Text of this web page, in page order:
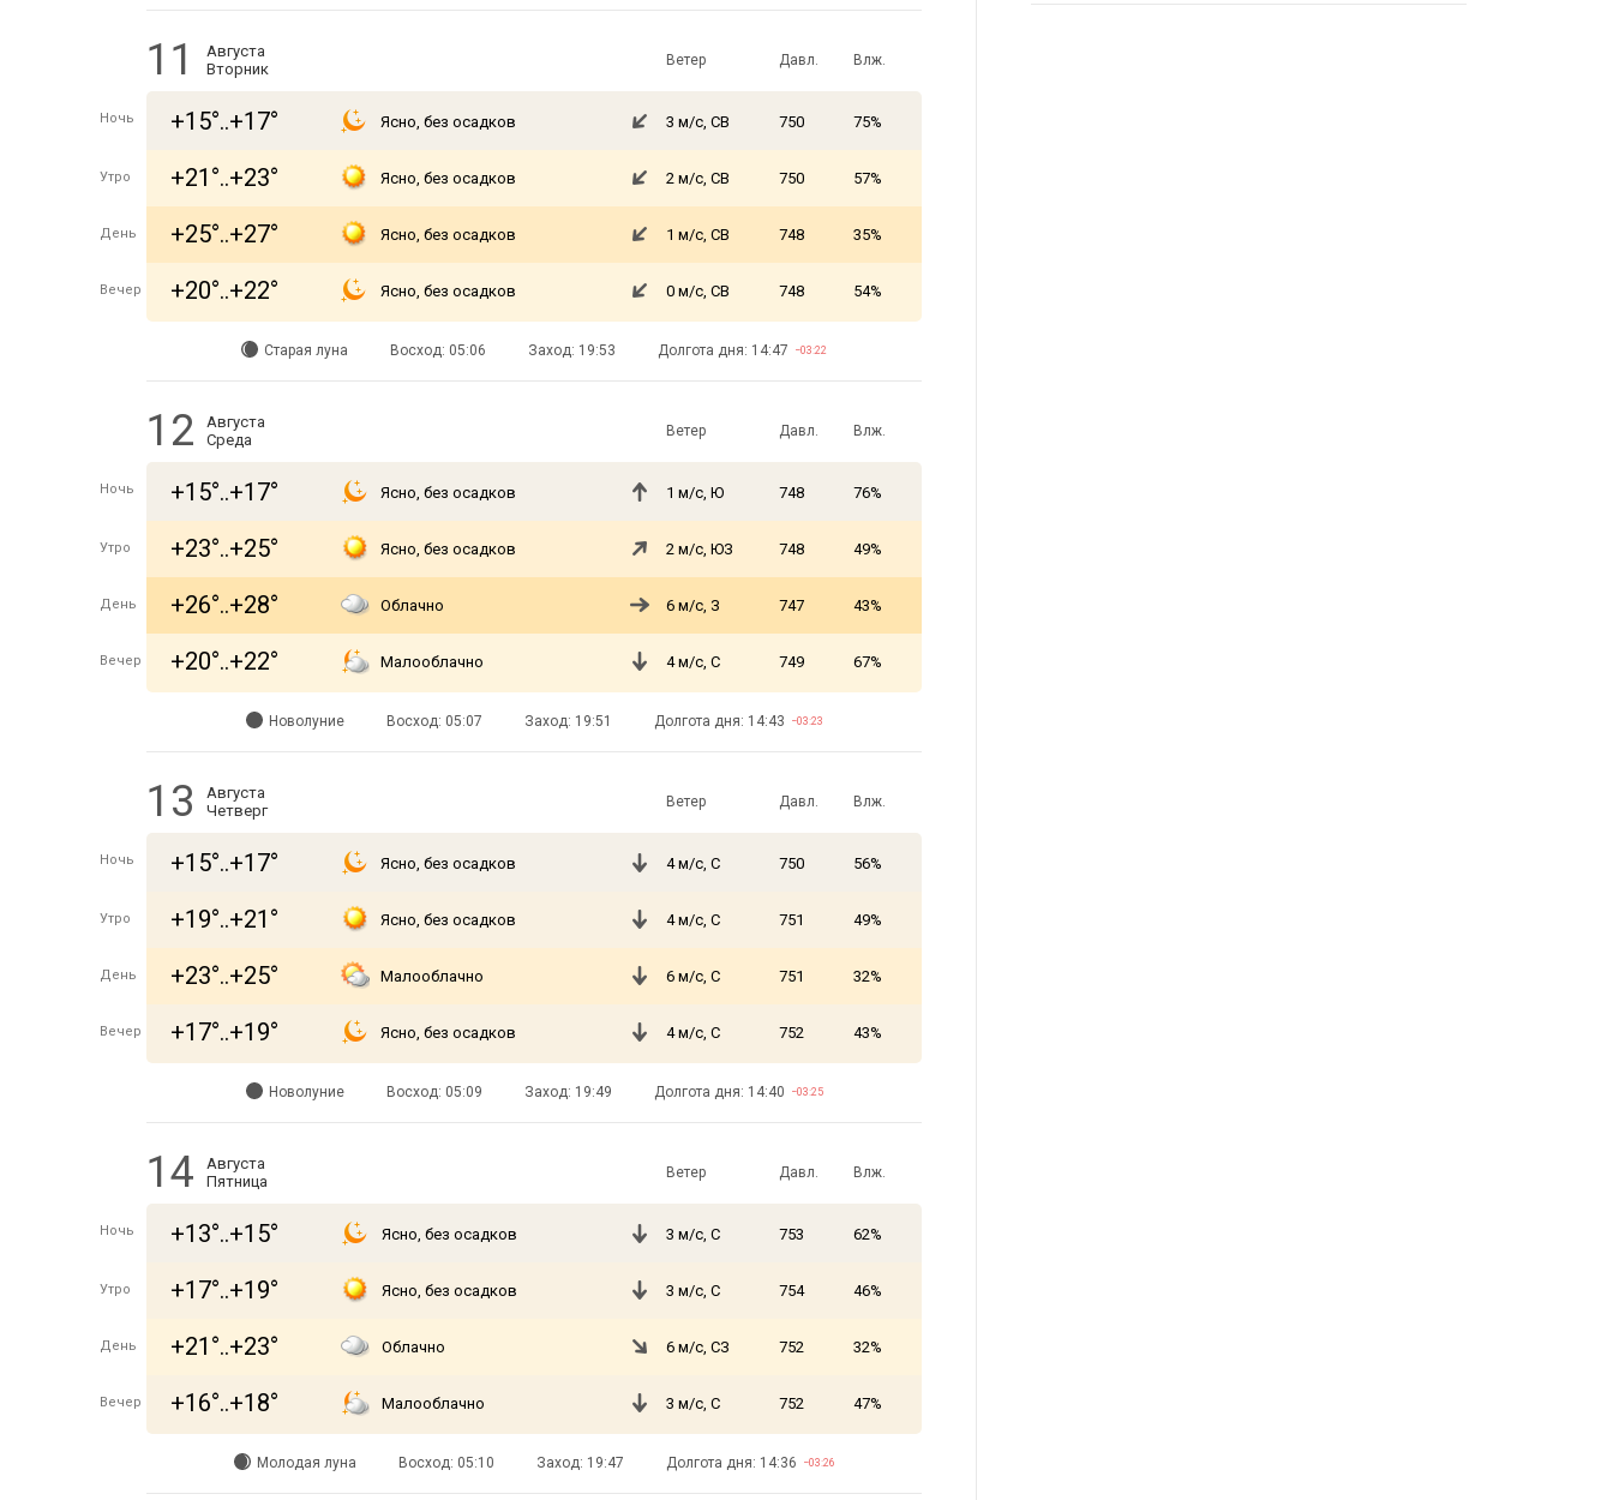
11
Августа
Вторник
Ветер Давл. Влж.
Ночь +15°..+17° Ясно, без осадков 3 м/с, СВ 750 75%
Утро +21°..+23° Ясно, без осадков 2 м/с, СВ 750 57%
День +25°..+27° Ясно, без осадков 1 м/с, СВ 748 35%
Вечер +20°..+22° Ясно, без осадков 0 м/с, СВ 748 54%
Старая луна Восход: 05:06 Заход: 19:53 Долгота дня: 14:47 −03:22
12
Августа
Среда
Ветер Давл. Влж.
Ночь +15°..+17° Ясно, без осадков 1 м/с, Ю 748 76%
Утро +23°..+25° Ясно, без осадков 2 м/с, ЮЗ 748 49%
День +26°..+28° Облачно 6 м/с, З 747 43%
Вечер +20°..+22° Малооблачно 4 м/с, С 749 67%
Новолуние Восход: 05:07 Заход: 19:51 Долгота дня: 14:43 −03:23
13
Августа
Четверг
Ветер Давл. Влж.
Ночь +15°..+17° Ясно, без осадков 4 м/с, С 750 56%
Утро +19°..+21° Ясно, без осадков 4 м/с, С 751 49%
День +23°..+25° Малооблачно 6 м/с, С 751 32%
Вечер +17°..+19° Ясно, без осадков 4 м/с, С 752 43%
Новолуние Восход: 05:09 Заход: 19:49 Долгота дня: 14:40 −03:25
14
Августа
Пятница
Ветер Давл. Влж.
Ночь +13°..+15° Ясно, без осадков 3 м/с, С 753 62%
Утро +17°..+19° Ясно, без осадков 3 м/с, С 754 46%
День +21°..+23° Облачно 6 м/с, СЗ 752 32%
Вечер +16°..+18° Малооблачно 3 м/с, С 752 47%
Молодая луна Восход: 05:10 Заход: 19:47 Долгота дня: 14:36 −03:26